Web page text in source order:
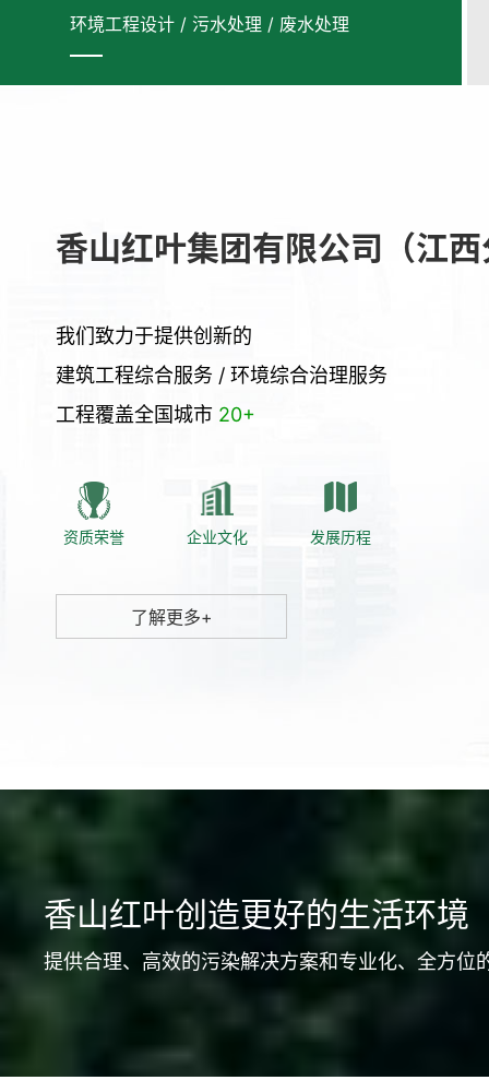
环境工程设计 / 污水处理 / 废水处理
香山红叶集团有限公司（江
我们致力于提供创新的
建筑工程综合服务 / 环境综合治理服务
工程覆盖全国城市 20+
资质荣誉 企业文化 发展历程
了解更多+
香山红叶创造更好的生活环境
提供合理、高效的污染解决方案和专业化、全方位